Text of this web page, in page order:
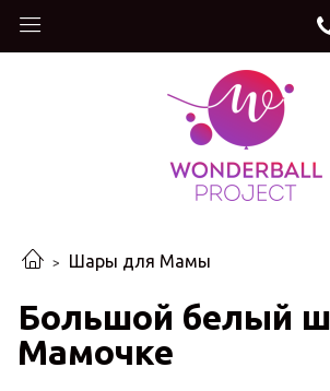
Шары для Мамы
Большой белый
Мамочке